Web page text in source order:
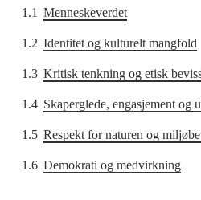
1.1 Menneskeverdet
1.2 Identitet og kulturelt mangfold
1.3 Kritisk tenkning og etisk
1.4 Skaperglede, engasjement og
1.5 Respekt for naturen og
1.6 Demokrati og medvirkning